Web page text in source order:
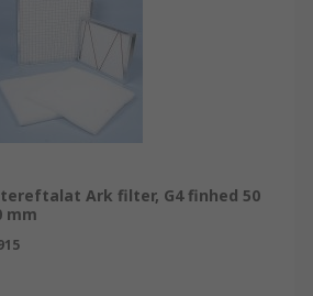
Ark filter, G4 finhed 50
mm